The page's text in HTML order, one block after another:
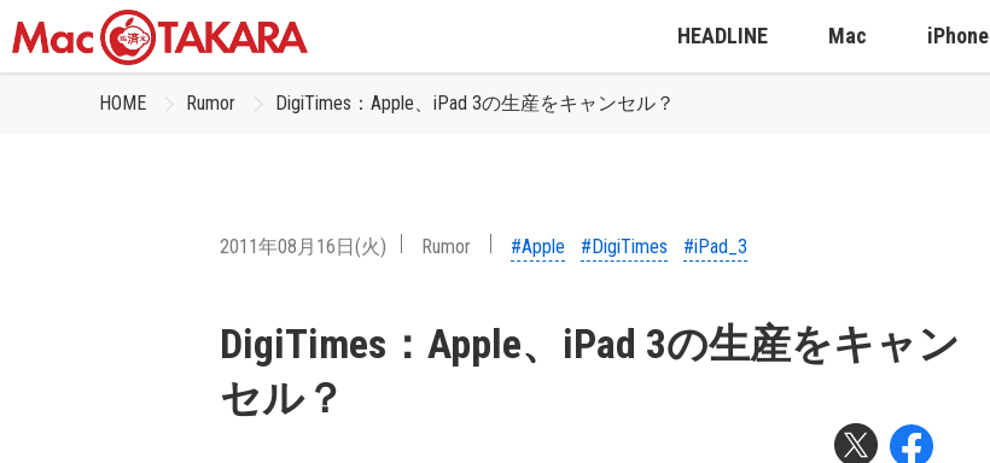
HEADLINE Mac iPhone
HOME Rumor DigiTimes：Apple、iPad 3の生産をキャンセル？
2011年08月16日(火) Rumor #Apple #DigiTimes #iPad_3
DigiTimes：Apple、iPad 3の生産をキャン
セル？